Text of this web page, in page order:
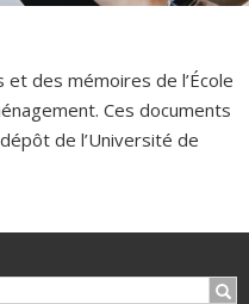
des mémoires de l’École
Ces documents
de l’Université de